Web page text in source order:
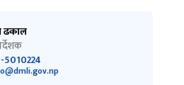
ढकाल
5010224